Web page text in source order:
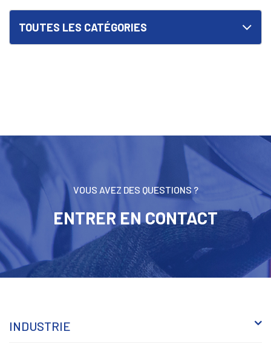
TOUTES LES CATÉGORIES
VOUS AVEZ DES QUESTIONS ?
ENTRER EN CONTACT
INDUSTRIE